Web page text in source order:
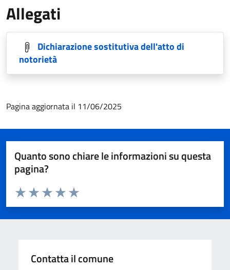
Allegati
Dichiarazione sostitutiva dell'atto di
notorietà
Pagina aggiornata il 11/06/2025
Quanto sono chiare le informazioni su questa
pagina?
Valuta da 1 a 5 stelle la pagina
Valuta 5 stelle su 5
Valuta 4 stelle su 5
Valuta 3 stelle su 5
Valuta 2 stelle su 5
Valuta 1 stelle su 5
Contatta il comune